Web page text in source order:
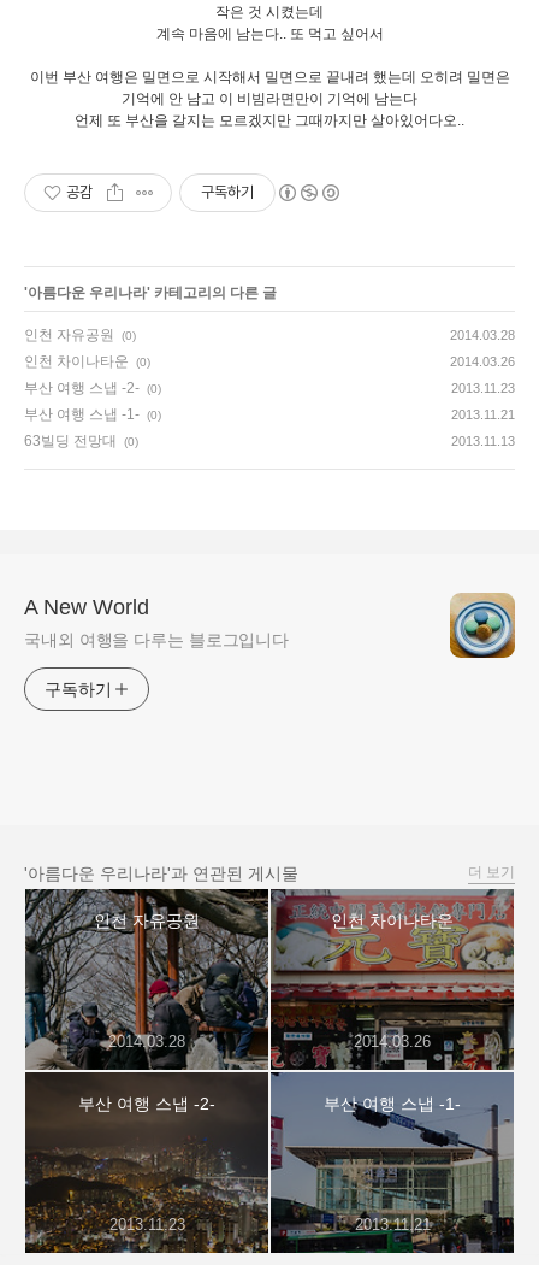
작은 것 시켰는데
계속 마음에 남는다.. 또 먹고 싶어서
이번 부산 여행은 밀면으로 시작해서 밀면으로 끝내려 했는데 오히려 밀면은
기억에 안 남고 이 비빔라면만이 기억에 남는다
언제 또 부산을 갈지는 모르겠지만 그때까지만 살아있어다오..
공감 구독하기
'아름다운 우리나라' 카테고리의 다른 글
인천 자유공원 (0) 2014.03.28
인천 차이나타운 (0) 2014.03.26
부산 여행 스냅 -2- (0) 2013.11.23
부산 여행 스냅 -1- (0) 2013.11.21
63빌딩 전망대 (0) 2013.11.13
A New World
국내외 여행을 다루는 블로그입니다
구독하기
'아름다운 우리나라'과 연관된 게시물
인천 자유공원
2014.03.28
인천 차이나타운
2014.03.26
부산 여행 스냅 -2-
2013.11.23
부산 여행 스냅 -1-
2013.11.21
더 보기